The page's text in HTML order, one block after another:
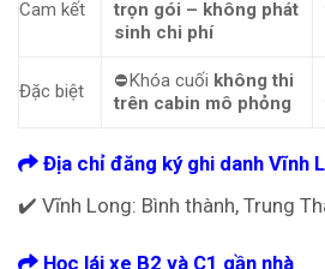
Cam kết
trọn gói – không phát
sinh chi phí
Đặc biệt ⛔Khóa cuối không thi
trên cabin mô phỏng
Địa chỉ đăng ký ghi danh Vĩnh
✔️ Vĩnh Long: Bình thành, Trung
Học lái xe B2 và C1 gần nhà